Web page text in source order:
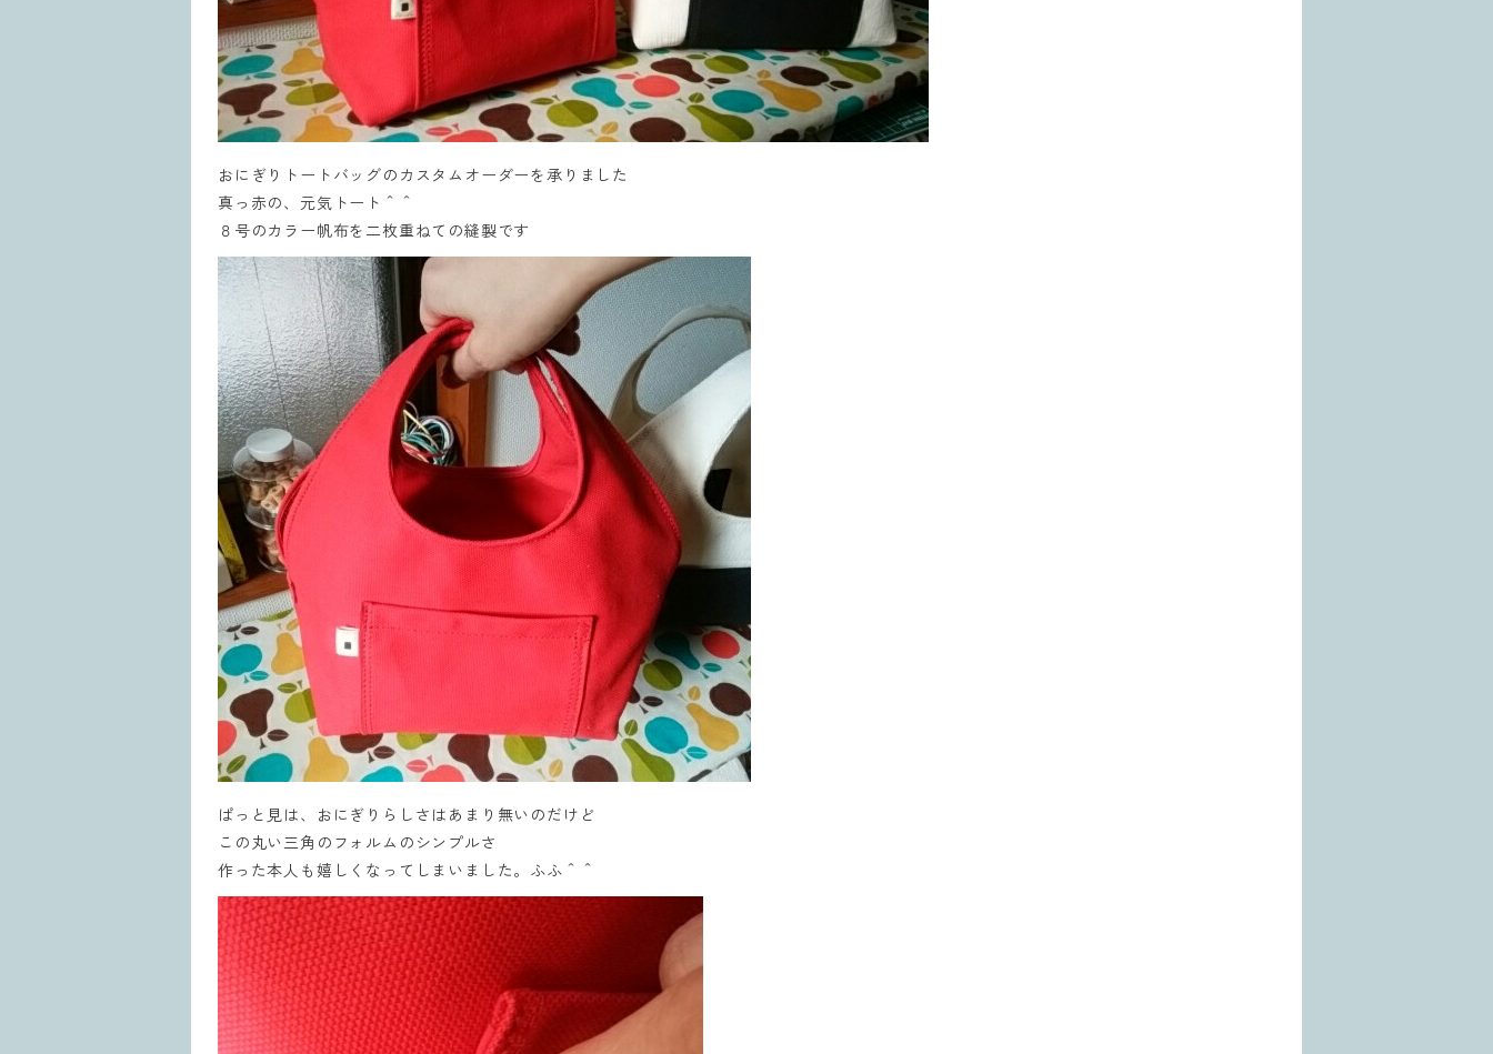
おにぎりトートバッグのカスタムオーダーを承りました
真っ赤の、元気トート＾＾
８号のカラー帆布を二枚重ねての縫製です
ぱっと見は、おにぎりらしさはあまり無いのだけど
この丸い三角のフォルムのシンプルさ
作った本人も嬉しくなってしまいました。ふふ＾＾